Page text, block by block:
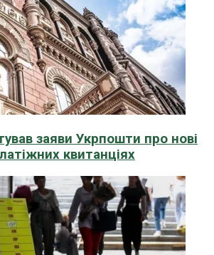
заяви Укрпошти про нові
квитанціях